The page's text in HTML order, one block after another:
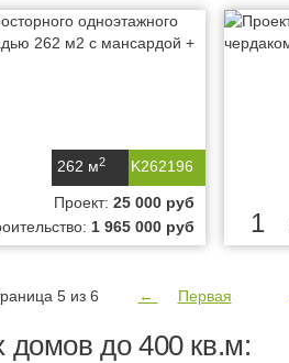
K262196
262 м2
Проект: 25 000 руб
1 965 000 руб 1
5 из 6 ← Первая
домов до 400 кв.м: